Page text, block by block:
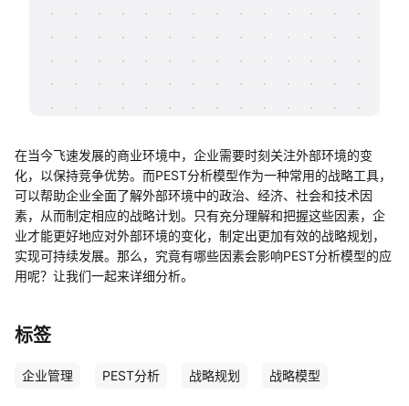
知识分享社区
在当今飞速发展的商业环境中，企业需要时刻关注外部环境的变
化，以保持竞争优势。而PEST分析模型作为一种常用的战略工具，
可以帮助企业全面了解外部环境中的政治、经济、社会和技术因
素，从而制定相应的战略计划。只有充分理解和把握这些因素，企
业才能更好地应对外部环境的变化，制定出更加有效的战略规划，
实现可持续发展。那么，究竟有哪些因素会影响PEST分析模型的应
用呢？让我们一起来详细分析。
标签
企业管理 PEST分析 战略规划 战略模型